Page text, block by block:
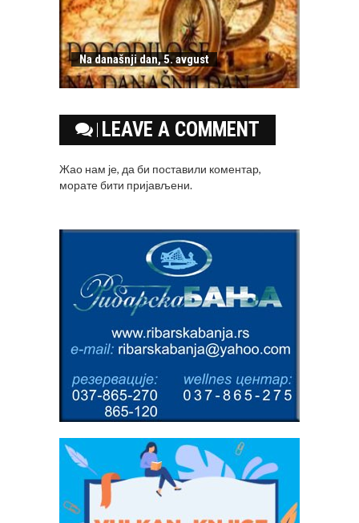
Na današnji dan, 5. avgust
LEAVE A COMMENT
Жао нам је, да би поставили коментар,
моратебити пријављени.